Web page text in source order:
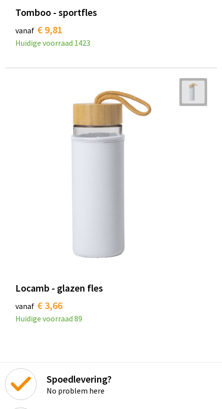
Tomboo - sportfles
vanaf € 9,81
Huidige voorraad 1423
Locamb - glazen fles
vanaf € 3,66
Huidige voorraad 89
Spoedlevering?
No problem here